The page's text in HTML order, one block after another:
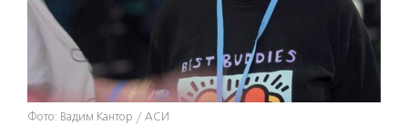
Фото: Вадим Кантор / АСИ